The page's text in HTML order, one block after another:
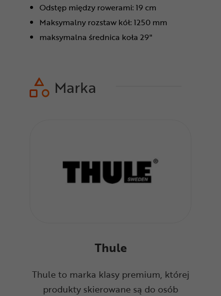
Odstęp między rowerami: 19 cm
Maksymalny rozstaw kół: 1250 mm
maksymalna średnica koła 29"
Marka
Thule
Thule to marka klasy premium, której
produkty skierowane są do osób